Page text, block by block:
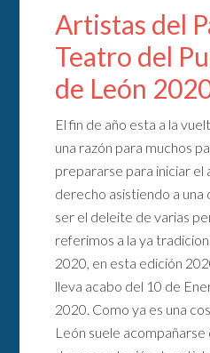
Artistas del
Teatro del
de León
El fin de año esta a la
una razón para muchos
prepararse para iniciar el
derecho asistiendo a una
ser el deleite de varias
referimos a la ya
2020, en esta edición
lleva acabo del 10 de
2020. Como ya es una
León suele acompañarse